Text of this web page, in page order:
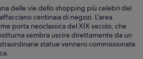
delle vie dello shopping più celebri del
centinaia di negozi. L'area
porta neoclassica del XIX secolo, che
sembra uscire direttamente da un
statue vennero commissionate